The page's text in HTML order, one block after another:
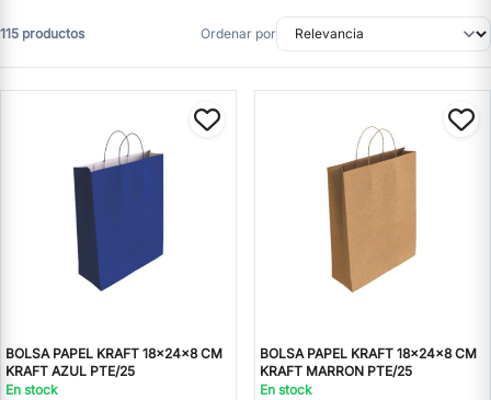
115 productos Ordenar por
BOLSA PAPEL KRAFT 18x24x8 CM
KRAFT AZUL PTE/25
En stock
BOLSA PAPEL KRAFT 18x24x8 CM
KRAFT MARRON PTE/25
En stock